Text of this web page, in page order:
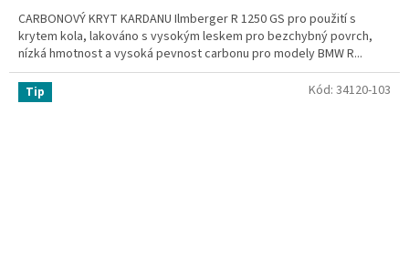
CARBONOVÝ KRYT KARDANU Ilmberger R 1250 GS pro použití s
krytem kola, lakováno s vysokým leskem pro bezchybný povrch,
nízká hmotnost a vysoká pevnost carbonu pro modely BMW R...
Tip Kód: 34120-103